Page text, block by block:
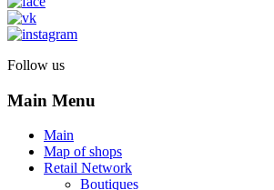
Follow us
Main Menu
Main
Map of shops
Retail Network
Boutiques